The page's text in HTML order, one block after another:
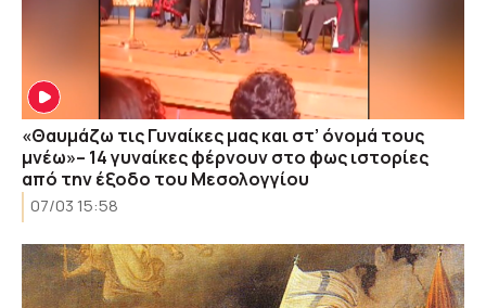
«Θαυμάζω τις Γυναίκες μας και στ’ όνομά τους
μνέω»– 14 γυναίκες φέρνουν στο φως ιστορίες
από την έξοδο του Μεσολογγίου
07/03 15:58